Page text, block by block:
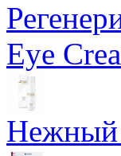
Eye
Нежный